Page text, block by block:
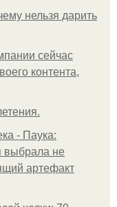
нельзя дарить
сейчас
контента,
- Паука:
выбрала не
артефакт